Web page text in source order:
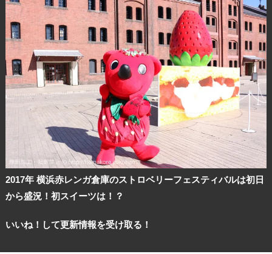
2017年 横浜赤レンガ倉庫のストロベリーフェスティバルは初日
から盛況！初スイーツは！？
いいね！して更新情報を受け取る！
観光ガイド
ランキング
ブログ記事
サイトについて